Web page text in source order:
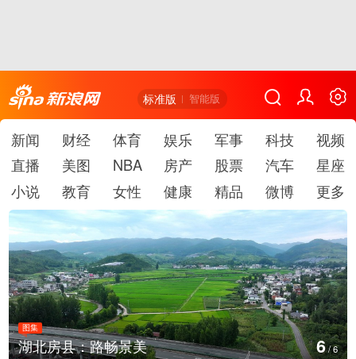
标准版 智能版
新闻 财经 体育 娱乐 军事 科技
视频
直播
美图 NBA 房产 股票 汽车
星座
小说
教育 女性 健康 精品 微博 更多
图集
德国：巴特施瓦尔巴赫森林野火 1/6